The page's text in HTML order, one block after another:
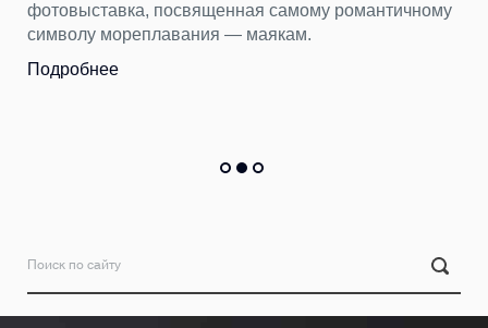
фотовыставка, посвященная самому романтичному
символу мореплавания — маякам.
Подробнее